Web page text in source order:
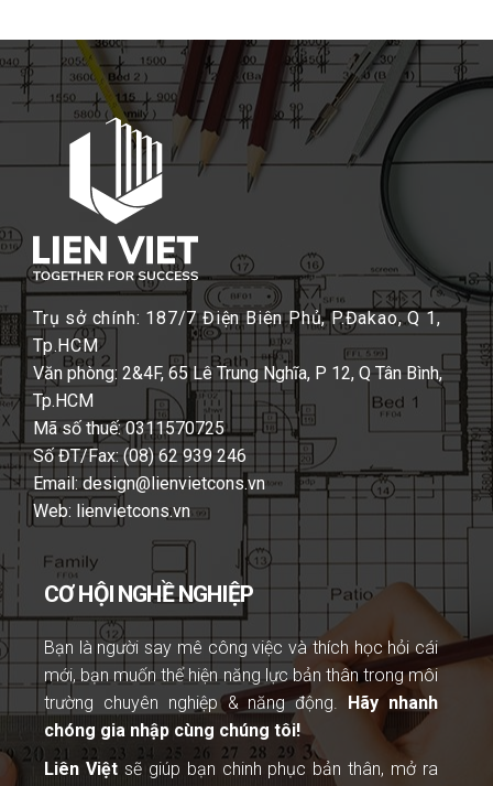
Trụ sở chính: 187/7 Điện Biên Phủ, P.Đakao, Q 1,
Tp.HCM
Văn phòng: 2&4F, 65 Lê Trung Nghĩa, P 12, Q Tân Bình,
Tp.HCM
Mã số thuế: 0311570725
Số ĐT/Fax: (08) 62 939 246
Email: design@lienvietcons.vn
Web: lienvietcons.vn
CƠ HỘI NGHỀ NGHIỆP
Bạn là người say mê công việc và thích học hỏi cái
mới, bạn muốn thể hiện năng lực bản thân trong môi
trường chuyên nghiệp & năng động.
Hãy nhanh
chóng gia nhập cùng chúng tôi!
Liên Việt sẽ giúp bạn chinh phục bản thân, mở ra